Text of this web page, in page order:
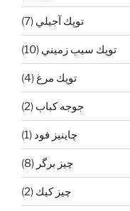
توپك آجيلي (7)
توپك سيب زميني (10)
توپك مرغ (4)
جوجه كباب (2)
چاينيز فود (1)
چيز برگر (8)
چيز كيك (2)